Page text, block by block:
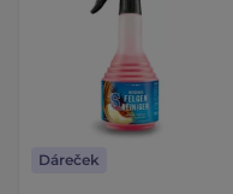
Dáreček